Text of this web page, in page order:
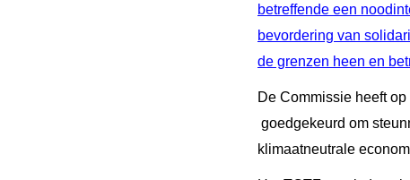
betreffende een
bevordering van
de grenzen heen en
De Commissie heeft
goedgekeurd om
klimaatneutrale